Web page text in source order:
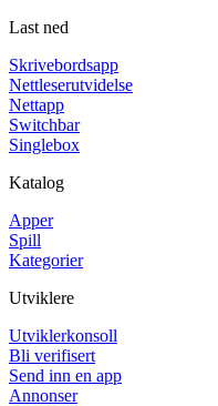
Last ned
Skrivebordsapp
Nettleserutvidelse
Nettapp
Switchbar
Singlebox
Katalog
Apper
Spill
Kategorier
Utviklere
Utviklerkonsoll
Bli verifisert
Send inn en app
Annonser